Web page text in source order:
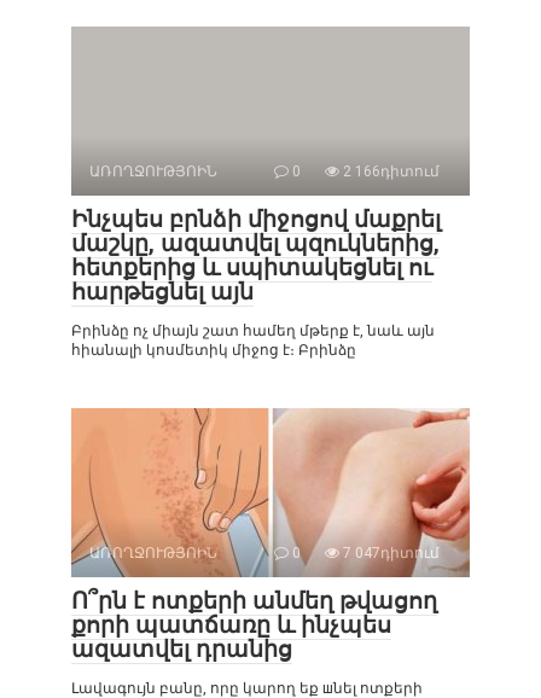
ԱՌՈՂՋՈՒԹՅՈԻՆ 0 2 166դիտում
Ինչպես բրնձի միջոցով մաքրել
մաշկը, ազատվել պզուկներից,
հետքերից և սպիտակեցնել ու
հարթեցնել այն
Բրինձը ոչ միայն շատ համեղ մթերք է, նաև այն
հիանալի կոսմետիկ միջոց է։ Բրինձը
ԱՌՈՂՋՈՒԹՅՈԻՆ 0 7 047դիտում
Ո՞րն է ոտքերի անմեղ թվացող
քորի պատճառը և ինչպես
ազատվել դրանից
Լավագույն բանը, որը կարող եք шնել ոտքերի